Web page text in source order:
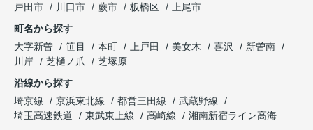
戸田市
川口市 蕨市 板橋区
上尾市
町名から探す
大字新曽
笹目 本町 上戸田 美女木 喜沢
新曽南
川岸
芝樋ノ爪
芝塚原
沿線から探す
埼京線
京浜東北線 都営三田線
武蔵野線
埼玉高速鉄道
東武東上線 高崎線
湘南新宿ライン高海